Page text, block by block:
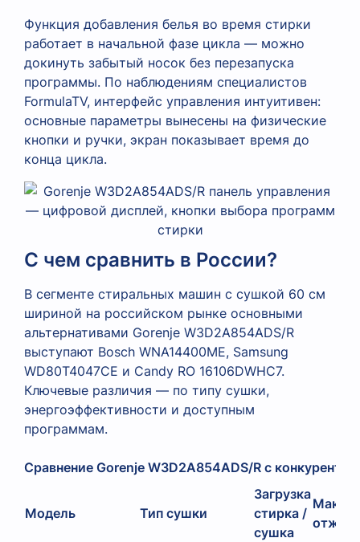
Функция добавления белья во время стирки
работает в начальной фазе цикла — можно
докинуть забытый носок без перезапуска
программы. По наблюдениям специалистов
FormulaTV, интерфейс управления интуитивен:
основные параметры вынесены на физические
кнопки и ручки, экран показывает время до
конца цикла.
С чем сравнить в России?
В сегменте стиральных машин с сушкой 60 см
шириной на российском рынке основными
альтернативами Gorenje W3D2A854ADS/R
выступают Bosch WNA14400ME, Samsung
WD80T4047CE и Candy RO 16106DWHC7.
Ключевые различия — по типу сушки,
энергоэффективности и доступным
программам.
Сравнение Gorenje W3D2A854ADS/R с
Модель Тип сушки
Загрузка
стирка /
сушка
Макс.
отжим